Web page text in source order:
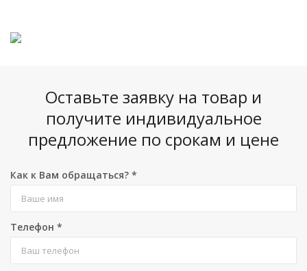
Оставьте заявку на товар и
получите индивидуальное
предложение по срокам и цене
Как к Вам обращаться? *
Телефон *